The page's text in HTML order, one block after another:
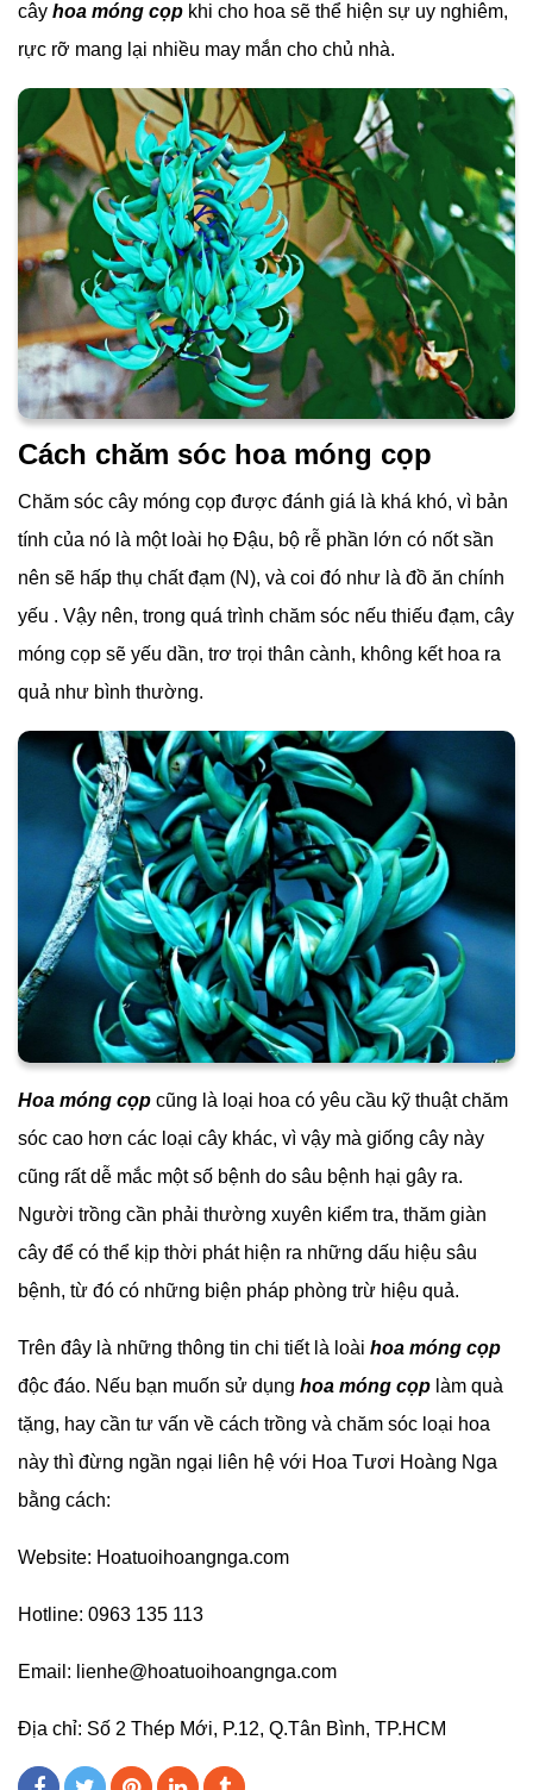
cây hoa móng cọp khi cho hoa sẽ thể hiện sự uy nghiêm,
rực rỡ mang lại nhiều may mắn cho chủ nhà.
Cách chăm sóc hoa móng cọp
Chăm sóc cây móng cọp được đánh giá là khá khó, vì bản
tính của nó là một loài họ Đậu, bộ rễ phần lớn có nốt sần
nên sẽ hấp thụ chất đạm (N), và coi đó như là đồ ăn chính
yếu . Vậy nên, trong quá trình chăm sóc nếu thiếu đạm, cây
móng cọp sẽ yếu dần, trơ trọi thân cành, không kết hoa ra
quả như bình thường.
Hoa móng cọp cũng là loại hoa có yêu cầu kỹ thuật chăm
sóc cao hơn các loại cây khác, vì vậy mà giống cây này
cũng rất dễ mắc một số bệnh do sâu bệnh hại gây ra.
Người trồng cần phải thường xuyên kiểm tra, thăm giàn
cây để có thể kịp thời phát hiện ra những dấu hiệu sâu
bệnh, từ đó có những biện pháp phòng trừ hiệu quả.
Trên đây là những thông tin chi tiết là loài hoa móng cọp
độc đáo. Nếu bạn muốn sử dụng hoa móng cọp làm quà
tặng, hay cần tư vấn về cách trồng và chăm sóc loại hoa
này thì đừng ngần ngại liên hệ với Hoa Tươi Hoàng Nga
bằng cách:
Website: Hoatuoihoangnga.com
Hotline: 0963 135 113
Email: lienhe@hoatuoihoangnga.com
Địa chỉ: Số 2 Thép Mới, P.12, Q.Tân Bình, TP.HCM